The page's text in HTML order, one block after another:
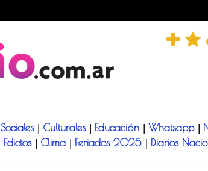
Sociales Culturales Educación Whatsapp
Edictos Clima Feriados 2025 Diarios